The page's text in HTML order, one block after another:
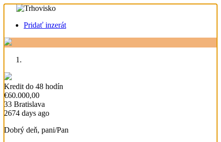
Pridať inzerát
Kredit do 48 hodín
€60.000,00
33 Bratislava
2674 days ago
Dobrý deň, pani/Pan